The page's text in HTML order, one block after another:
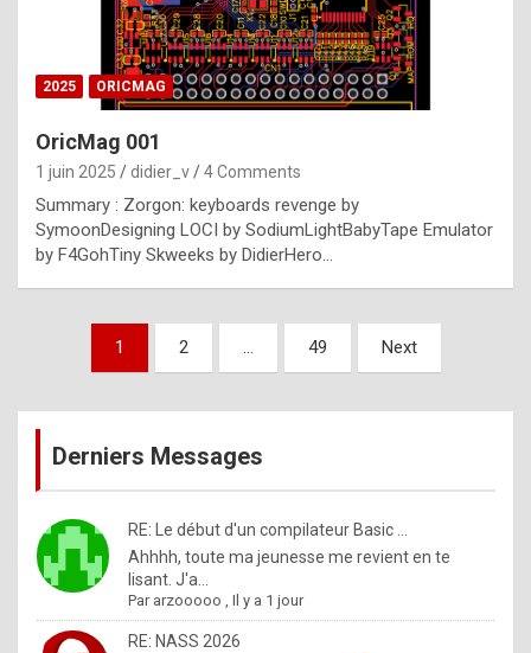
h
o
n
y
l
e
x
a
%
m
a
d
2025 ORICMAG
OricMag 001
1 juin 2025 didier_v 4 Comments
Summary : Zorgon: keyboards revenge by
SymoonDesigning LOCI by SodiumLightBabyTape Emulator
by F4GohTiny Skweeks by DidierHero…
Pagination
publications
1 2 … 49 Next
Derniers Messages
RE: Le début d'un compilateur Basic ...
Ahhhh, toute ma jeunesse me revient en te
lisant. J'a...
Par arzooooo ,Il y a 1 jour
RE: NASS 2026